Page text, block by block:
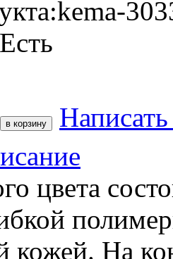
kema-
Есть
цвета
кожей. На